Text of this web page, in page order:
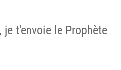
je t'envoie le Prophète